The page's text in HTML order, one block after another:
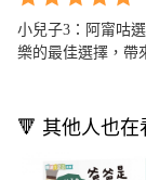
小兒子3：阿甯咕
樂的最佳選擇，帶
🔻 其他人也在